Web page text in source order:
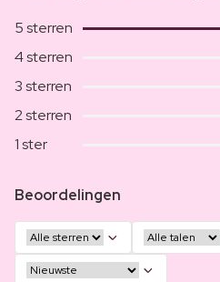
5 sterren
4 sterren
3 sterren
2 sterren
1 ster
Beoordelingen